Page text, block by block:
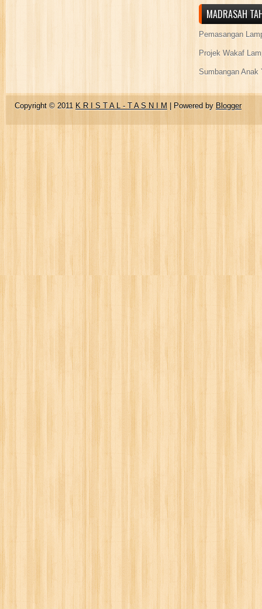
MADRASAH
Pemasangan
Projek Wakaf
Sumbangan Anak
Copyright © 2011 K R I S T A L - T A S N I M | Powered by Blogger